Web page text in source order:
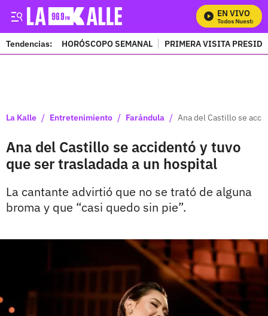
EN VIVO
Mira Todos Nuestros
Tendencias: HORÓSCOPO SEMANAL PRIMERA VISITA
La Kalle / Entretenimiento / Farándula / Ana del Castillo se
Ana del Castillo se accidentó y tuvo
que ser trasladada a un hospital
La cantante advirtió que no se trató de alguna
broma y que “casi quedo sin pie”.